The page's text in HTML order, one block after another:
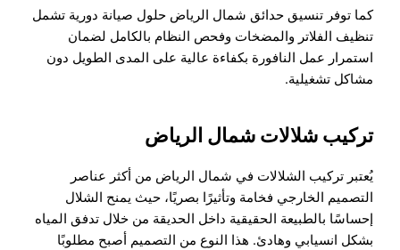
كما توفر تنسيق حدائق شمال الرياض حلول صيانة دورية تشمل
تنظيف الفلاتر والمضخات وفحص النظام بالكامل لضمان
استمرار عمل النافورة بكفاءة عالية على المدى الطويل دون
مشاكل تشغيلية.
تركيب شلالات شمال الرياض
يُعتبر تركيب الشلالات في شمال الرياض من أكثر عناصر
التصميم الخارجي فخامة وتأثيرًا بصريًا، حيث يمنح الشلال
إحساسًا بالطبيعة الحقيقية داخل الحديقة من خلال تدفق المياه
بشكل انسيابي وهادئ. هذا النوع من التصميم أصبح مطلوبًا